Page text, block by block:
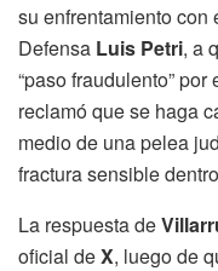
su enfrentamiento
Defensa Luis Petri, a
“paso fraudulento” por
reclamó que se haga
medio de una pelea
fractura sensible
La respuesta de
oficial deX, luego de